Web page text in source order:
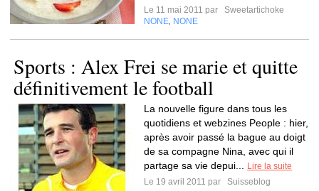
Le 11 mai 2011 par
Sweetartichoke
NONE NONE
Sports : Alex Frei se marie et quitte
définitivement le football
La nouvelle figure dans tous les
quotidiens et webzines People : hier,
après avoir passé la bague au doigt
de sa compagne Nina, avec qui il
partage sa vie depui...
Lire la suite
Le 19 avril 2011 par
Suisseblog